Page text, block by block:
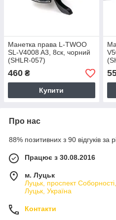
Манетка права L-TWOO
SL-V4008 A3, 8cк, чорний
(SHLR-057)
460 ₴
Купити
Про нас
88% позитивних з 90 відгуків за
Працює з 30.08.2016
м. Луцьк
Луцьк, проспект
Луцьк, Україна
Контакти